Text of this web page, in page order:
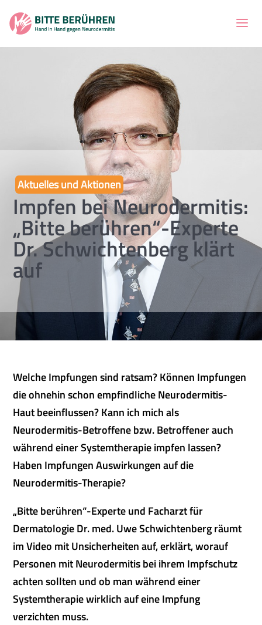
Impfen bei Neurodermitis:
„Bitte berühren“-Experte
Dr. Schwichtenberg klärt
auf
Aktuelles und Aktionen
Welche Impfungen sind ratsam? Können Impfungen
die ohnehin schon empfindliche Neurodermitis-
Haut beeinflussen? Kann ich mich als
Neurodermitis-Betroffene bzw. Betroffener auch
während einer Systemtherapie impfen lassen?
Haben Impfungen Auswirkungen auf die
Neurodermitis-Therapie?
„Bitte berühren“-Experte und Facharzt für
Dermatologie Dr. med. Uwe Schwichtenberg räumt
im Video mit Unsicherheiten auf, erklärt, worauf
Personen mit Neurodermitis bei ihrem Impfschutz
achten sollten und ob man während einer
Systemtherapie wirklich auf eine Impfung
verzichten muss.